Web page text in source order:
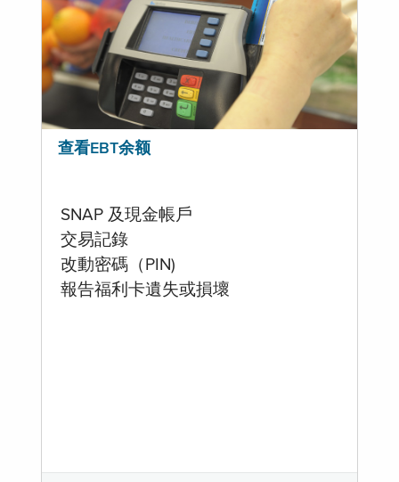
查看EBT余额
SNAP 及現金帳戶
交易記錄
改動密碼（PIN)
報告福利卡遺失或損壞